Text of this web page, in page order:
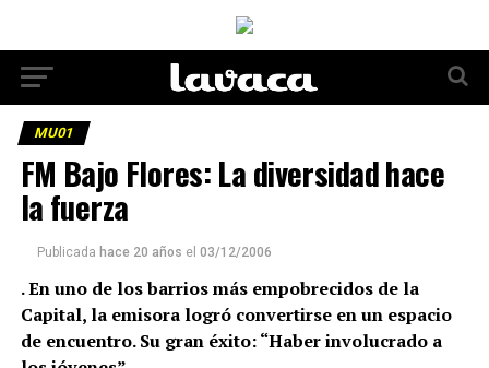
MU01
FM Bajo Flores: La diversidad hace
la fuerza
Publicada hace 20 años el 03/12/2006
. En uno de los barrios más empobrecidos de la
Capital, la emisora logró convertirse en un espacio
de encuentro. Su gran éxito: “Haber involucrado a